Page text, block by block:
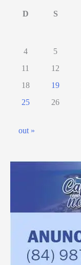
D S
4
5
11
12
18
19
25
26
out »